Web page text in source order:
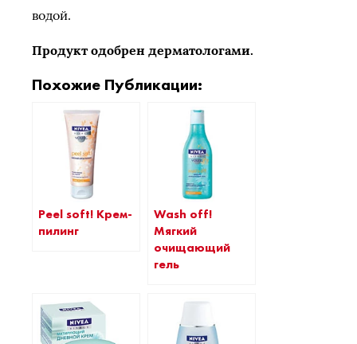
водой.
Продукт одобрен дерматологами.
Похожие Публикации:
Peel soft! Крем-
пилинг
Wash off!
Мягкий
очищающий
гель